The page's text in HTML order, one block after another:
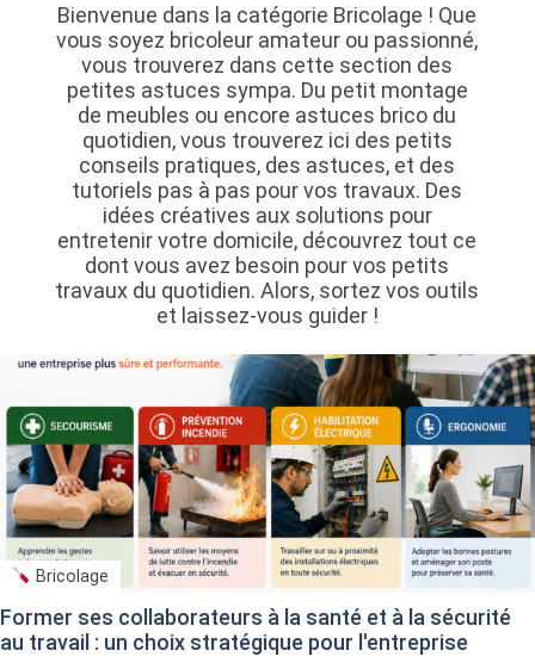
Bienvenue dans la catégorie Bricolage ! Que
vous soyez bricoleur amateur ou passionné,
vous trouverez dans cette section des
petites astuces sympa. Du petit montage
de meubles ou encore astuces brico du
quotidien, vous trouverez ici des petits
conseils pratiques, des astuces, et des
tutoriels pas à pas pour vos travaux. Des
idées créatives aux solutions pour
entretenir votre domicile, découvrez tout ce
dont vous avez besoin pour vos petits
travaux du quotidien. Alors, sortez vos outils
et laissez-vous guider !
Bricolage
Former ses collaborateurs à la santé et à la sécurité
au travail : un choix stratégique pour l'entreprise